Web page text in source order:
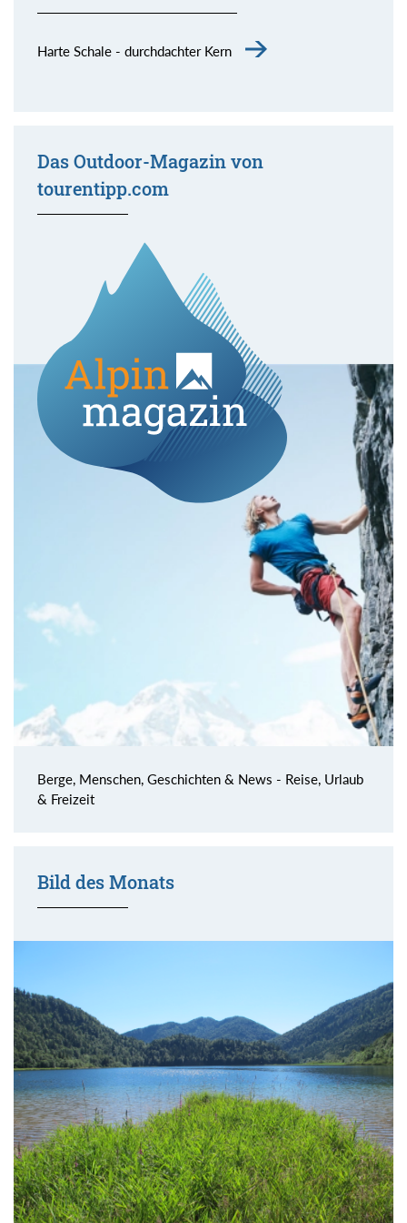
Harte Schale - durchdachter Kern
Das Outdoor-Magazin von
tourentipp.com
Berge, Menschen, Geschichten & News - Reise, Urlaub
& Freizeit
Bild des Monats